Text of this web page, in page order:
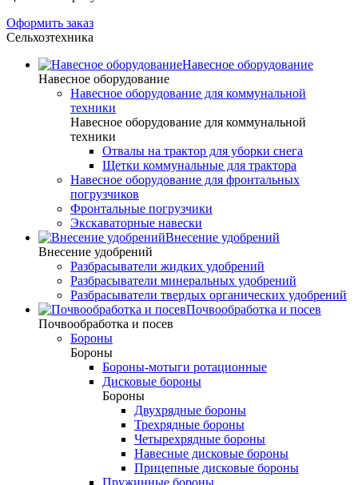
Оформить заказ
Сельхозтехника
Навесное оборудование
Навесное оборудование
Навесное оборудование для коммунальной
техники
Навесное оборудование для коммунальной
техники
Отвалы на трактор для уборки снега
Щетки коммунальные для трактора
Навесное оборудование для фронтальных
погрузчиков
Фронтальные погрузчики
Экскаваторные навески
Внесение удобрений
Внесение удобрений
Разбрасыватели жидких удобрений
Разбрасыватели минеральных удобрений
Разбрасыватели твердых органических удобрений
Почвообработка и посев
Почвообработка и посев
Бороны
Бороны
Бороны-мотыги ротационные
Дисковые бороны
Бороны
Двухрядные бороны
Трехрядные бороны
Четырехрядные бороны
Навесные дисковые бороны
Прицепные дисковые бороны
Пружинные бороны